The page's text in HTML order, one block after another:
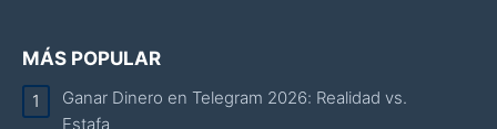
MÁS POPULAR
Ganar Dinero en Telegram 2026: Realidad vs.
Estafa